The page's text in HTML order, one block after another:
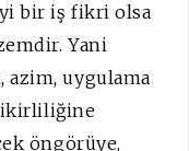
bir iş fikri olsa
Yani
uygulama
öngörüye,